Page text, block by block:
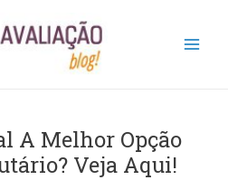
A Melhor Opção
Veja Aqui!